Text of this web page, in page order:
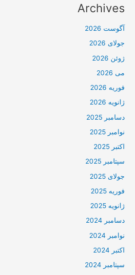
Archives
آگوست 2026
جولای 2026
ژوئن 2026
می 2026
فوریه 2026
ژانویه 2026
دسامبر 2025
نوامبر 2025
اکتبر 2025
سپتامبر 2025
جولای 2025
فوریه 2025
ژانویه 2025
دسامبر 2024
نوامبر 2024
اکتبر 2024
سپتامبر 2024